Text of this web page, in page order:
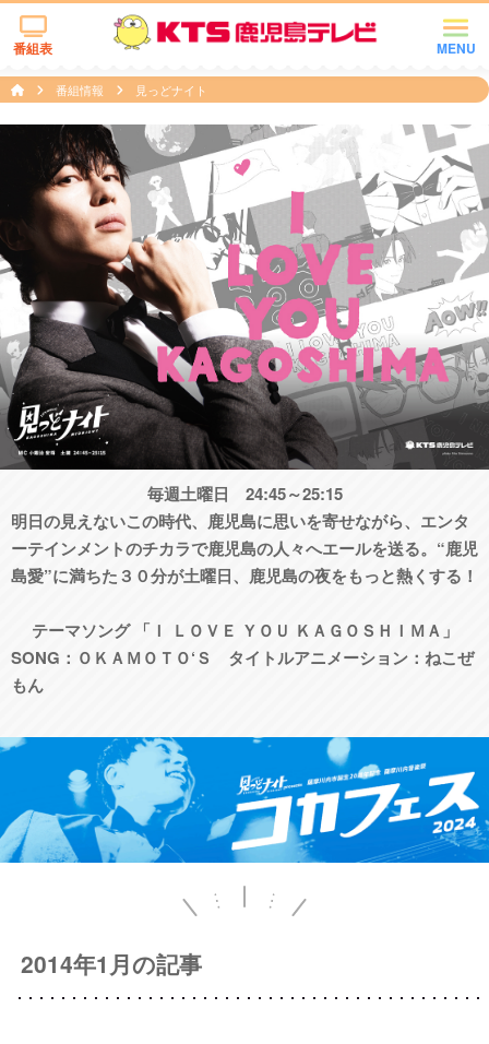
MENU
番組表
番組情報 見っどナイト
毎週土曜日 24:45～25:15
明日の見えないこの時代、鹿児島に思いを寄せながら、エンタ
ーテインメントのチカラで鹿児島の人々へエールを送る。“鹿児
島愛”に満ちた３０分が土曜日、鹿児島の夜をもっと熱くする！
テーマソング 「Ｉ ＬＯＶＥ ＹＯＵ ＫＡＧＯＳＨＩＭＡ」
SONG：ＯＫＡＭＯＴＯ‘Ｓ タイトルアニメーション：ねこぜ
もん
2014年1月の記事